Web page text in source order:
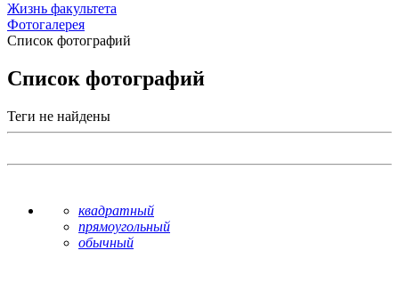
Жизнь факультета
Фотогалерея
Список фотографий
Список фотографий
Теги не найдены
квадратный
прямоугольный
обычный